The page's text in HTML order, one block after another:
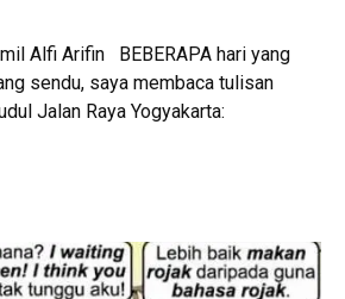
Alfi Arifin BEBERAPA hari yang
sendu, saya membaca tulisan
Jalan Raya Yogyakarta: